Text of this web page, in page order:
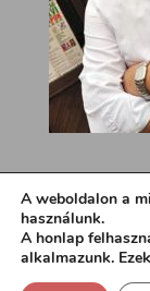
A weboldalon a
használunk.
A honlap
alkalmazunk.